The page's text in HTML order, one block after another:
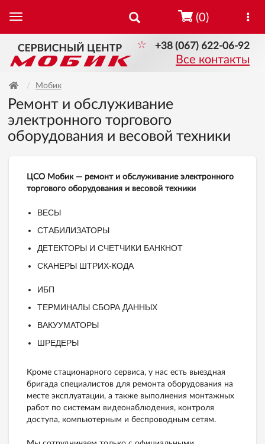
+38 (067) 622-06-92
Все контакты
(0)
Мобик
Ремонт и обслуживание
электронного торгового
оборудования и весовой техники
ЦСО Мобик — ремонт и обслуживание электронного
торгового оборудования и весовой техники
ВЕСЫ
СТАБИЛИЗАТОРЫ
ДЕТЕКТОРЫ И СЧЕТЧИКИ БАНКНОТ
СКАНЕРЫ ШТРИХ-КОДА
ИБП
ТЕРМИНАЛЫ СБОРА ДАННЫХ
ВАКУУМАТОРЫ
ШРЕДЕРЫ
Кроме стационарного сервиса, у нас есть выездная
бригада специалистов для ремонта оборудования на
месте эксплуатации, а также выполнения монтажных
работ по системам видеонаблюдения, контроля
доступа, компьютерным и беспроводным сетям.